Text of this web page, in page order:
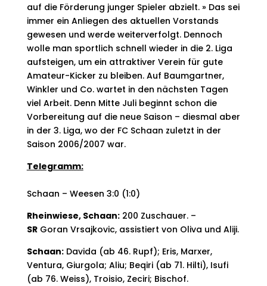
auf die Förderung junger Spieler abzielt. » Das sei
immer ein Anliegen des aktuellen Vorstands
gewesen und werde weiterverfolgt. Dennoch
wolle man sportlich schnell wieder in die 2. Liga
aufsteigen, um ein attraktiver Verein für gute
Amateur-Kicker zu bleiben. Auf Baumgartner,
Winkler und Co. wartet in den nächsten Tagen
viel Arbeit. Denn Mitte Juli beginnt schon die
Vorbereitung auf die neue Saison – diesmal aber
in der 3. Liga, wo der FC Schaan zuletzt in der
Saison 2006/2007 war.
Telegramm:
Schaan – Weesen 3:0 (1:0)
Rheinwiese, Schaan:200 Zuschauer. –
SRGoran Vrsajkovic, assistiert von Oliva und Aliji.
Schaan:Davida (ab 46. Rupf); Eris, Marxer,
Ventura, Giurgola; Aliu; Beqiri (ab 71. Hilti), Isufi
(ab 76. Weiss), Troisio, Zeciri; Bischof.